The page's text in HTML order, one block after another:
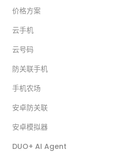
价格方案
云手机
云号码
防关联手机
手机农场
安卓防关联
安卓模拟器
DUO+ AI Agent